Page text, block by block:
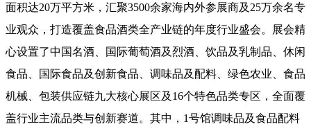
面积达20万平方米，汇聚3500余家海内外参展商及25万余名专
业观众，打造覆盖食品酒类全产业链的年度行业盛会。展会精
心设置了中国名酒、国际葡萄酒及烈酒、饮品及乳制品、休闲
食品、国际食品及创新食品、调味品及配料、绿色农业、食品
机械、包装供应链九大核心展区及16个特色品类专区，全面覆
盖行业主流品类与创新赛道。其中，1号馆调味品及食品配料